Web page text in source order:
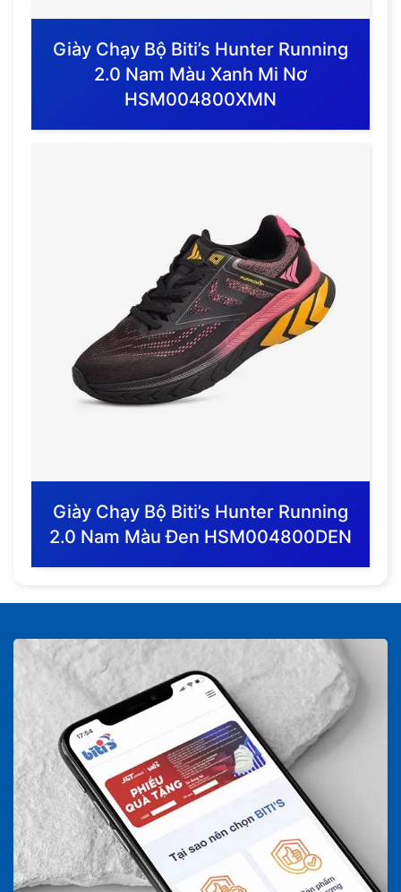
Giày Chạy Bộ Biti’s Hunter Running
2.0 Nam Màu Xanh Mi Nơ
HSM004800XMN
Giày Chạy Bộ Biti’s Hunter Running
2.0 Nam Màu Đen HSM004800DEN